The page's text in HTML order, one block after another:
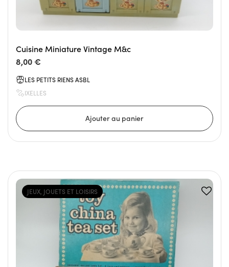
Cuisine Miniature Vintage M&c
8,00 €
LES PETITS RIENS ASBL
IXELLES
JEUX, JOUETS ET LOISIRS